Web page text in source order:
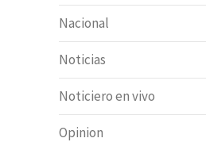
Nacional
Noticias
Noticiero en vivo
Opinion